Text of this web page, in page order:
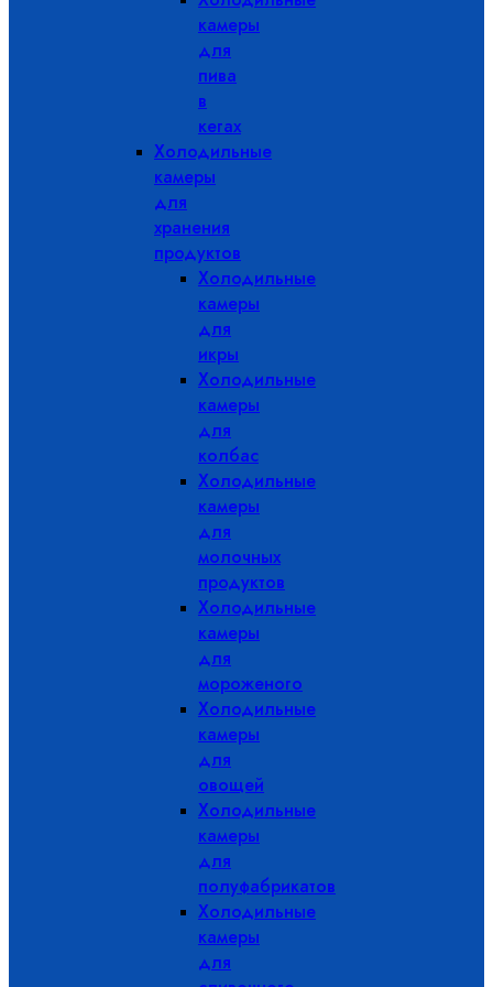
камеры
для
пива
в
кегах
Холодильные
камеры
для
хранения
продуктов
Холодильные
камеры
для
икры
Холодильные
камеры
для
колбас
Холодильные
камеры
для
молочных
продуктов
Холодильные
камеры
для
мороженого
Холодильные
камеры
для
овощей
Холодильные
камеры
для
полуфабрикатов
Холодильные
камеры
для